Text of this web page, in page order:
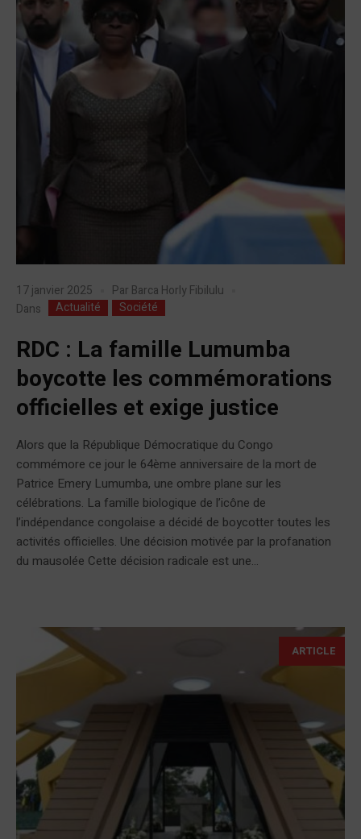
17 janvier 2025 Par Barca Horly Fibilulu
Dans
Actualité Société
RDC : La famille Lumumba
boycotte les commémorations
officielles et exige justice
Alors que la République Démocratique du Congo
commémore ce jour le 64ème anniversaire de la mort de
Patrice Emery Lumumba, une ombre plane sur les
célébrations. La famille biologique de l’icône de
l’indépendance congolaise a décidé de boycotter toutes les
activités officielles. Une décision motivée par la profanation
du mausolée Cette décision radicale est une...
ARTICLE